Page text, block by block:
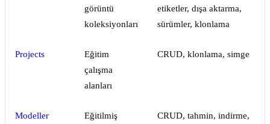
görüntü
koleksiyonları
etiketler, dışa aktarma,
sürümler, klonlama
Projects
Eğitim
çalışma
alanları
CRUD, klonlama, simge
Modeller
Eğitilmiş
CRUD, tahmin, indirme,